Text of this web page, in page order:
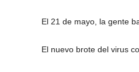
El 21 de mayo, la gente
El nuevo brote del virus